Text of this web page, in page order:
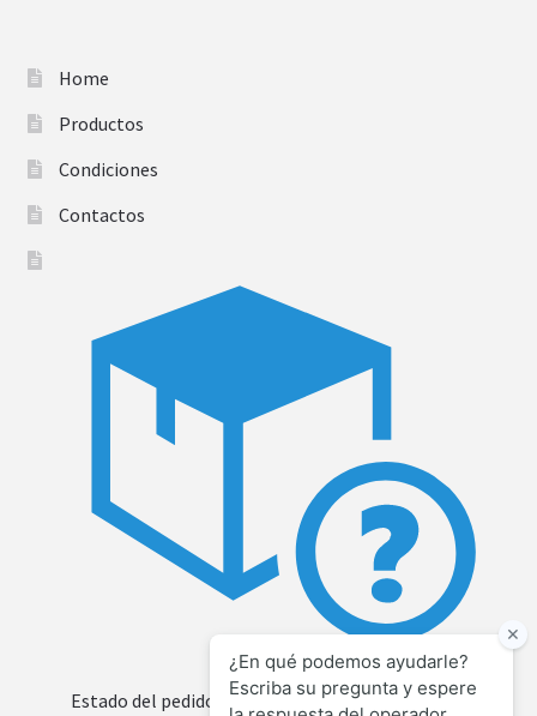
Home
Productos
Condiciones
Contactos
Estado del pedido